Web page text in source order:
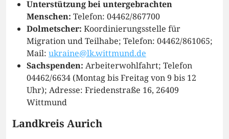
Unterstützung bei untergebrachten
Menschen: Telefon: 04462/867700
Dolmetscher: Koordinierungsstelle für
Migration und Teilhabe; Telefon: 04462/861065;
Mail: ukraine@lk.wittmund.de
Sachspenden: Arbeiterwohlfahrt; Telefon
04462/6634 (Montag bis Freitag von 9 bis 12
Uhr); Adresse: Friedenstraße 16, 26409
Wittmund
Landkreis Aurich